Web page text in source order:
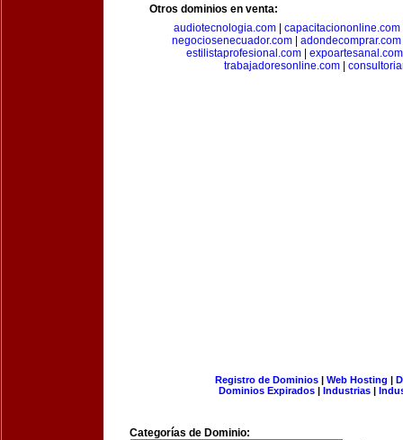
Otros dominios en venta:
audiotecnologia.com
capacitaciononline.com
negociosenecuador.com| adondecomprar.com
estilistaprofesional.com
expoartesanal.com
trabajadoresonline.com
Registro de Dominios| Web Hosting |
Dominios Expirados | Industrias |
Categorías de Dominio: